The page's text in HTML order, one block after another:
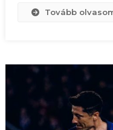
Tovább